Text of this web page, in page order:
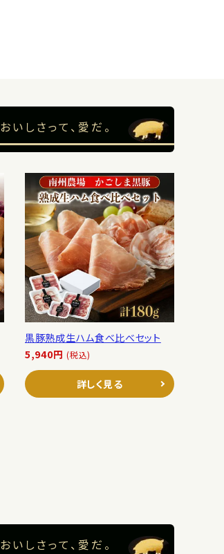
おいしさって、愛だ。
黒豚熟成生ハム食べ比べセット
5,940円 (税込)
詳しく見る
おいしさって、愛だ。